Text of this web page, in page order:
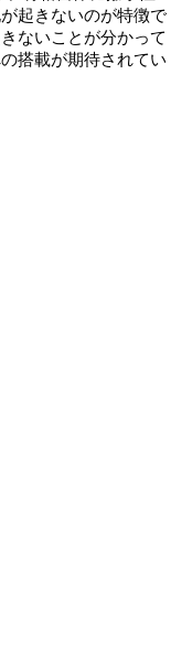
起きないのが特徴で
ないことが分かって
搭載が期待されてい